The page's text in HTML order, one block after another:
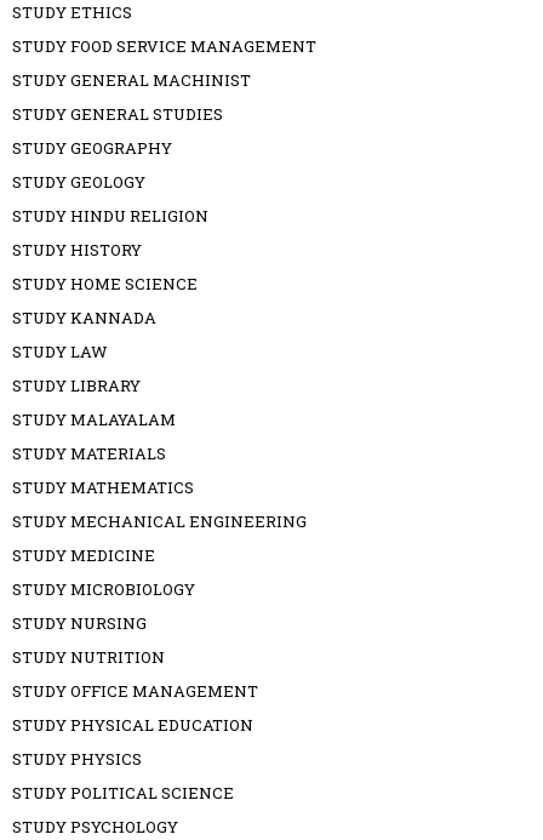
STUDY ETHICS
STUDY FOOD SERVICE MANAGEMENT
STUDY GENERAL MACHINIST
STUDY GENERAL STUDIES
STUDY GEOGRAPHY
STUDY GEOLOGY
STUDY HINDU RELIGION
STUDY HISTORY
STUDY HOME SCIENCE
STUDY KANNADA
STUDY LAW
STUDY LIBRARY
STUDY MALAYALAM
STUDY MATERIALS
STUDY MATHEMATICS
STUDY MECHANICAL ENGINEERING
STUDY MEDICINE
STUDY MICROBIOLOGY
STUDY NURSING
STUDY NUTRITION
STUDY OFFICE MANAGEMENT
STUDY PHYSICAL EDUCATION
STUDY PHYSICS
STUDY POLITICAL SCIENCE
STUDY PSYCHOLOGY